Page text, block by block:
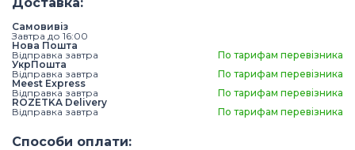
Самовивіз
Завтра до 16:00
Нова Пошта
Відправка завтра
По тарифам перевізника
УкрПошта
Відправка завтра
По тарифам перевізника
Meest Express
Відправка завтра
По тарифам перевізника
ROZETKA Delivery
Відправка завтра
По тарифам перевізника
Способи оплати: